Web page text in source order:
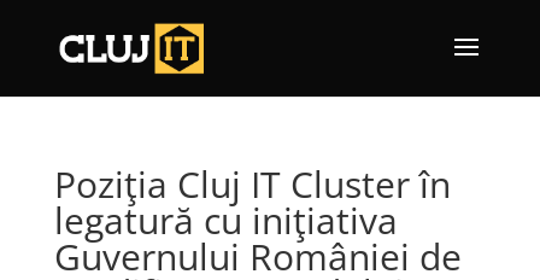
Poziţia Cluj IT Cluster în
legatură cu iniţiativa
Guvernului României de